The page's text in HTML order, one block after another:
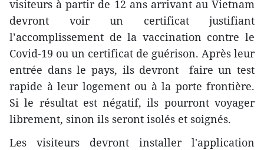
visiteurs à partir de 12 ans arrivant au Vietnam
devront voir un certificat justifiant
l’accomplissement de la vaccination contre le
Covid-19 ou un certificat de guérison. Après leur
entrée dans le pays, ils devront faire un test
rapide à leur logement ou à la porte frontière.
Si le résultat est négatif, ils pourront voyager
librement, sinon ils seront isolés et soignés.
Les visiteurs devront installer l'application